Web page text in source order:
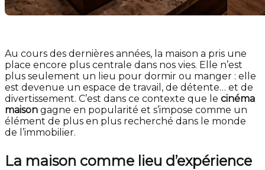
Au cours des dernières années, la maison a pris une
place encore plus centrale dans nos vies. Elle n’est
plus seulement un lieu pour dormir ou manger : elle
est devenue un espace de travail, de détente… et de
divertissement. C’est dans ce contexte que le cinéma
maison gagne en popularité et s’impose comme un
élément de plus en plus recherché dans le monde
de l’immobilier.
La maison comme lieu d’expérience